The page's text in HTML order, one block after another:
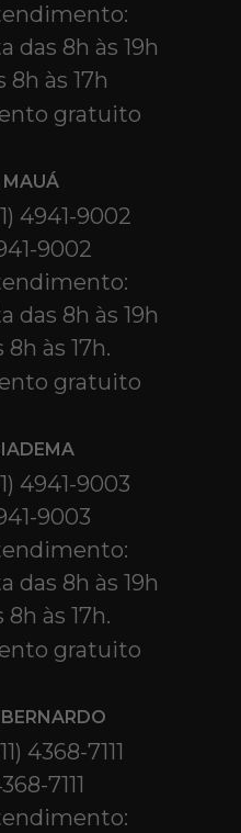
das 8h às 19h
8h às 17h
gratuito
MAUÁ
4941-9002
9002
das 8h às 19h
às 17h.
gratuito
4941-9003
9003
das 8h às 19h
às 17h.
gratuito
4368-7111
7111